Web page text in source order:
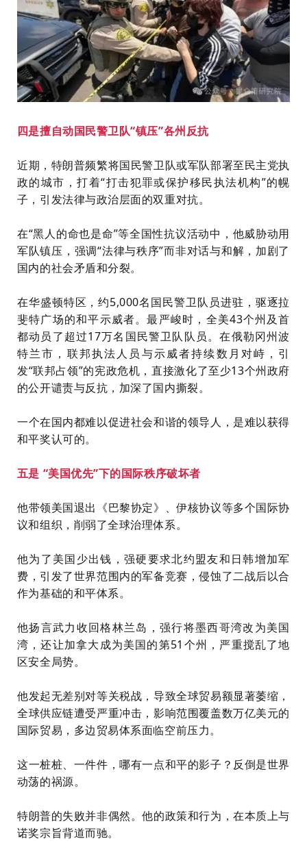
四是擅自动国民警卫队“镇压”各州反抗
近期，特朗普频繁将国民警卫队或军队部署至民主党执
政的城市，打着“打击犯罪或保护移民执法机构”的幌
子，引发法律与政治层面的双重对抗。
在“黑人的命也是命”等全国性抗议活动中，他威胁动用
军队镇压，强调“法律与秩序”而非对话与和解，加剧了
国内的社会矛盾和分裂。
在华盛顿特区，约5,000名国民警卫队员进驻，驱逐拉
斐特广场的和平示威者。最严峻时，全美43个州及首
都动员了超过17万名国民警卫队队员。在俄勒冈州波
特兰市，联邦执法人员与示威者持续数月对峙，引
发“联邦占领”的宪政危机，直接激化了至少13个州政府
的公开谴责与反抗，加深了国内撕裂。
一个在国内都难以促进社会和谐的领导人，是难以获得
和平奖认可的。
五是 “美国优先”下的国际秩序破坏者
他带领美国退出《巴黎协定》、伊核协议等多个国际协
议和组织，削弱了全球治理体系。
他为了美国少出钱，强硬要求北约盟友和日韩增加军
费，引发了世界范围内的军备竞赛，侵蚀了二战后以合
作为基础的和平体系。
他扬言武力收回格林兰岛，强行将墨西哥湾改为美国
湾，还让加拿大成为美国的第51个州，严重搅乱了地
区安全局势。
他发起无差别对等关税战，导致全球贸易额显著萎缩，
全球供应链遭受严重冲击，影响范围覆盖数万亿美元的
国际贸易，多边贸易体系面临空前压力。
这一桩桩、一件件，哪有一点和平的影子？反倒是世界
动荡的祸源。
特朗普的失败并非偶然。他的政策和行为，在本质上与
诺奖宗旨背道而驰。